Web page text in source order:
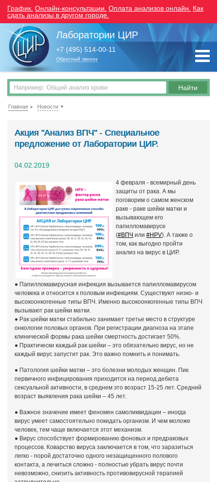
График. Онлайн-консультации. Оплата анализов онлайн.
Как
сдать анализы в другом городе.
Лаборатории ЦИР
+7 (495) 514-00-11
Обратный звонок
Главная Новости
Акция "Анализ ВПЧ" - Специальное
предложение от Лаборатории ЦИР.
04.02.2019
4 февраля - всемирный день
защиты от рака. А мы
поговорим о самом женском
раке - раке шейки матки и
вызывающем его
папилломавирусе
(#ВПЧ или #HPV). А также о
том, как выгодно пройти
анализ на вирус в ЦИР.
● Папилломавирусная инфекция вызывается папилломавирусом
человека и относится к половым инфекциям. Существуют низко- и
высокоонкогенные типы ВПЧ. Именно высокоонкогенные типы ВПЧ
вызывают рак шейки матки.
● Рак шейки матки стабильно занимает третье место в структуре
онкологии половых органов. При регистрации диагноза на этапе
клинической формы рака шейки смертность достигает 50%.
● Практически каждый рак шейки – это обязательно вирус, но не
каждый вирус запустит рак. Это важно помнить и понимать.
● Патология шейки матки – это болезни молодых женщин. Пик
первичного инфицирования приходится на период дебюта
сексуальной активности, в среднем это возраст 15-25 лет. Средний
возраст выявления рака шейки – 45 лет.
● Важное значение имеет феномен самоликвидации – иногда
вирус умеет самостоятельно покидать организм. И чем моложе
человек, тем чаще включается этот механизм.
● Вирус способствует формированию фоновых и предраковых
процессов. Коварство вируса заключается в том, что заразиться
легко - порой достаточно одного незащищенного полового
контакта, а лечиться сложно - полностью убрать вирус почти
невозможно, снизить активность противовирусной терапией